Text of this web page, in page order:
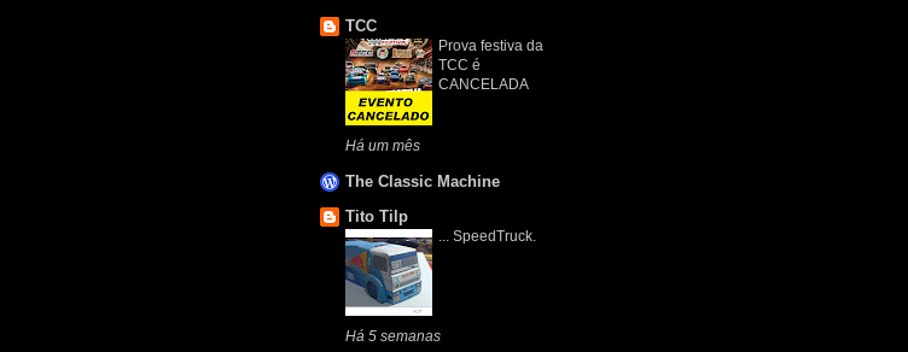
TCC
Prova festiva da
TCC é
CANCELADA
Há um mês
The Classic Machine
Tito Tilp
... SpeedTruck.
Há 5 semanas